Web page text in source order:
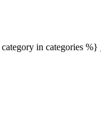
in categories %}